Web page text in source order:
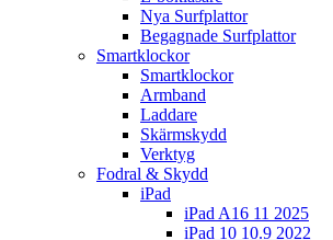
Nya Surfplattor
Begagnade Surfplattor
Smartklockor
Smartklockor
Armband
Laddare
Skärmskydd
Verktyg
Fodral & Skydd
iPad
iPad A16 11 2025
iPad 10 10.9 2022